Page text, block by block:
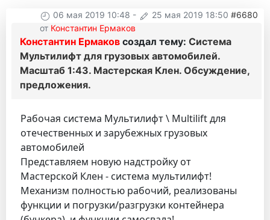
06 мая 2019 10:48 - 25 мая 2019 18:50 #6680
от Константин Ермаков
Константин Ермаков создал тему: Система
Мультилифт для грузовых автомобилей.
Масштаб 1:43. Мастерская Клен. Обсуждение,
предложения.
Рабочая система Мультилифт \ Multilift для
отечественных и зарубежных грузовых
автомобилей
Представляем новую надстройку от
Мастерской Клен - система мультилифт!
Механизм полностью рабочий, реализованы
функции и погрузки/разгрузки контейнера